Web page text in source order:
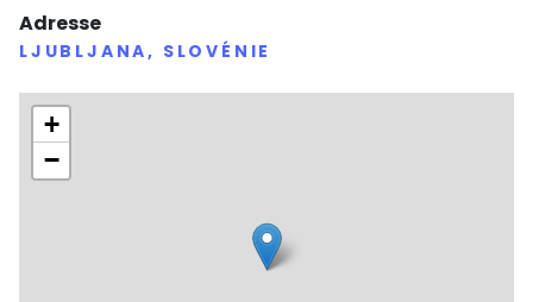
Adresse
LJUBLJANA, SLOVÉNIE
+
−